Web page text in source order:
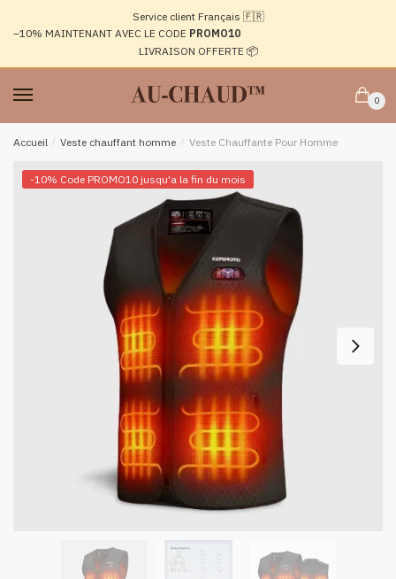
navigation
Service client Français 🇫🇷
–10% MAINTENANT AVEC LE CODE PROMO10
LIVRAISON OFFERTE 📦
0
Accueil / Veste chauffant homme / Veste Chauffante Pour Homme
-10% Code PROMO10 jusqu'a la fin du mois